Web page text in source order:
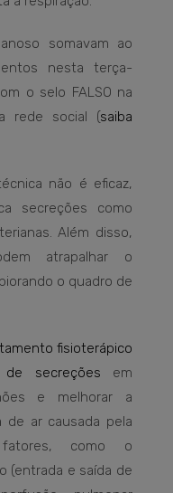
somavam ao
nesta terça-
o selo FALSO na
rede social (saiba
não é eficaz,
secreções como
Além disso,
atrapalhar o
o quadro de
fisioterápico
secreções em
e melhorar a
de ar causada pela
como o
(entrada e saída de